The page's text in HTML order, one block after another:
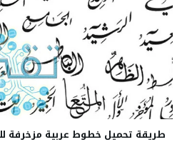
طريقة تحميل خطوط عربية مزخرفة